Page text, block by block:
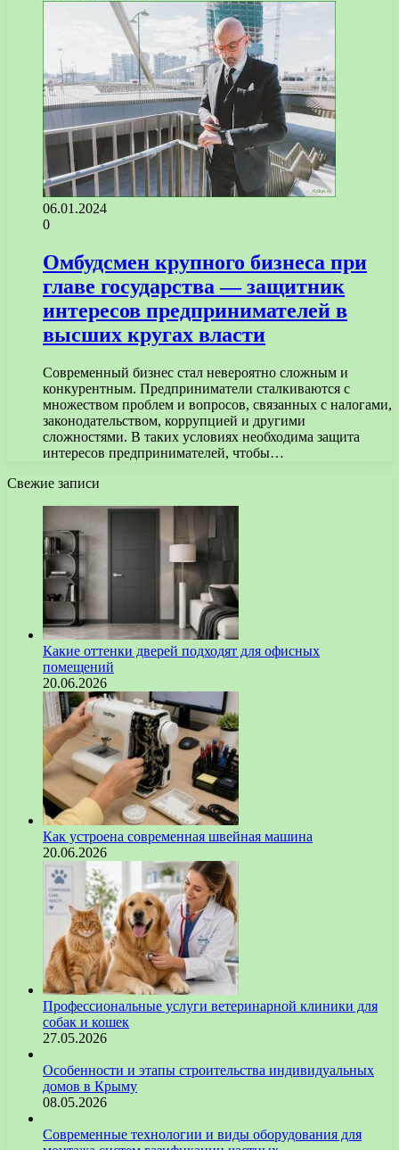
06.01.2024
0
Омбудсмен крупного бизнеса при
главе государства — защитник
интересов предпринимателей в
высших кругах власти
Современный бизнес стал невероятно сложным и
конкурентным. Предприниматели сталкиваются с
множеством проблем и вопросов, связанных с налогами,
законодательством, коррупцией и другими
сложностями. В таких условиях необходима защита
интересов предпринимателей, чтобы…
Свежие записи
Какие оттенки дверей подходят для офисных
помещений
20.06.2026
Как устроена современная швейная машина
20.06.2026
Профессиональные услуги ветеринарной клиники для
собак и кошек
27.05.2026
Особенности и этапы строительства индивидуальных
домов в Крыму
08.05.2026
Современные технологии и виды оборудования для